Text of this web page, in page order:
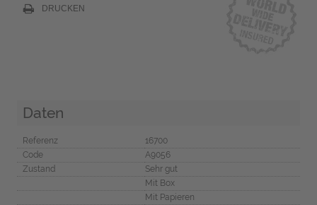
DRUCKEN
Daten
Referenz
16700
Code
A9056
Zustand
Sehr gut
Mit Box
Mit Papieren